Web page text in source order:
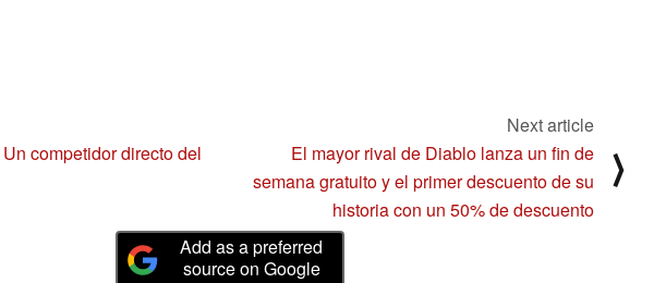
competidor directo del
Next article
El mayor rival de Diablo lanza un fin de
semana gratuito y el primer descuento de su
historia con un 50% de descuento
⟩
Add as a preferred
source on Google